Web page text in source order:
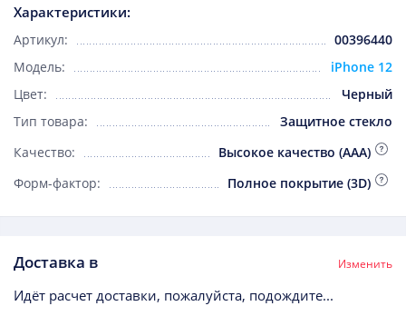
Характеристики:
Артикул:
00396440
Модель:
iPhone 12
Цвет:
Черный
Тип товара:
Защитное стекло
Качество:
Высокое качество (AAA)
Форм-фактор:
Полное покрытие (3D)
Доставка в Изменить
Идёт расчет доставки, пожалуйста, подождите...